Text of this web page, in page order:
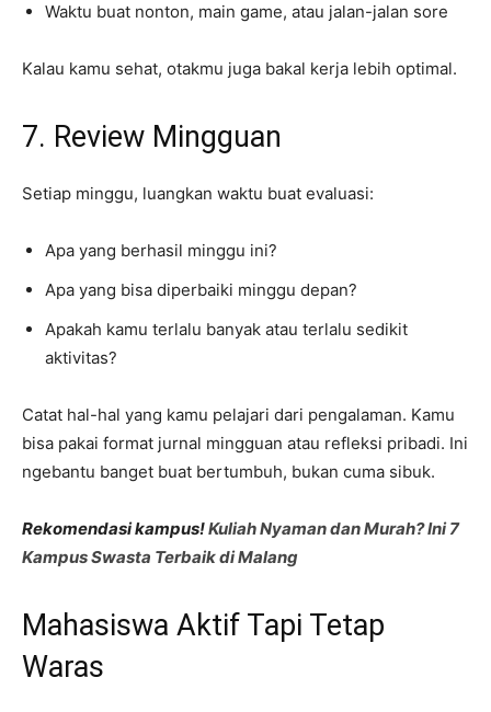
Waktu buat nonton, main game, atau jalan-jalan sore
Kalau kamu sehat, otakmu juga bakal kerja lebih optimal.
7. Review Mingguan
Setiap minggu, luangkan waktu buat evaluasi:
Apa yang berhasil minggu ini?
Apa yang bisa diperbaiki minggu depan?
Apakah kamu terlalu banyak atau terlalu sedikit
aktivitas?
Catat hal-hal yang kamu pelajari dari pengalaman. Kamu
bisa pakai format jurnal mingguan atau refleksi pribadi. Ini
ngebantu banget buat bertumbuh, bukan cuma sibuk.
Rekomendasi kampus!Kuliah Nyaman dan Murah? Ini 7
Kampus Swasta Terbaik di Malang
Mahasiswa Aktif Tapi Tetap
Waras